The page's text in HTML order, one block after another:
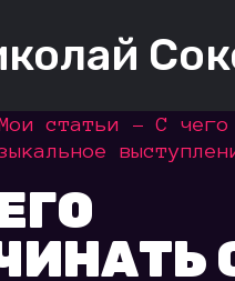
статьи
С чего